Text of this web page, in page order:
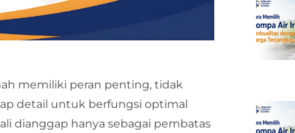
memiliki peran penting, tidak
detail untuk berfungsi optimal
dianggap hanya sebagai pembatas